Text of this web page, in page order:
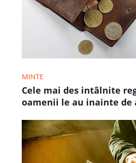
MINTE
Cele mai des intâlnite
oamenii le au inainte de